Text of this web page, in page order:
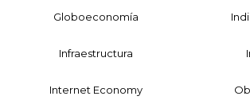
Globoeconomía
Infraestructura
Internet Economy